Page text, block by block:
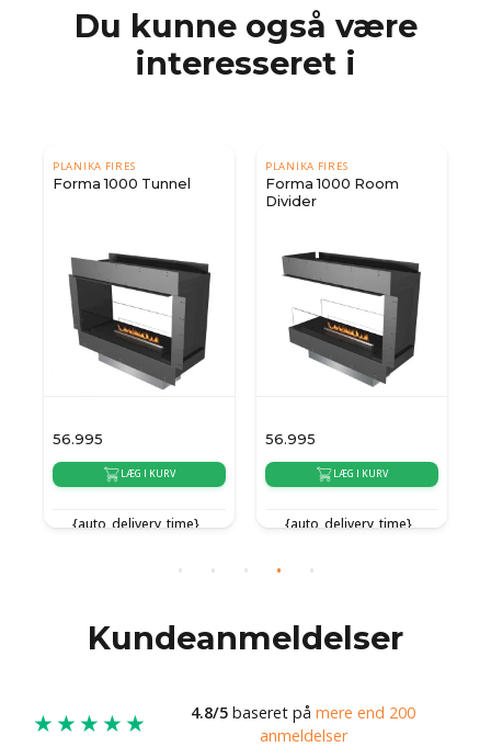
Du kunne også være
interesseret i
PLANIKA FIRES
Forma 1000 Tunnel
56.995
LÆG I KURV
{auto_delivery_time}
PLANIKA FIRES
Forma 1000 Room
Divider
56.995
LÆG I KURV
{auto_delivery_time}
Kundeanmeldelser
★★★★★ 4.8/5 baseret på mere end 200
anmeldelser